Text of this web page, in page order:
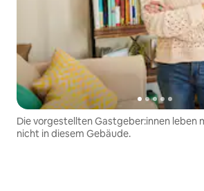
Die vorgestellten Gastgeber:innen leben
nicht in diesem Gebäude.